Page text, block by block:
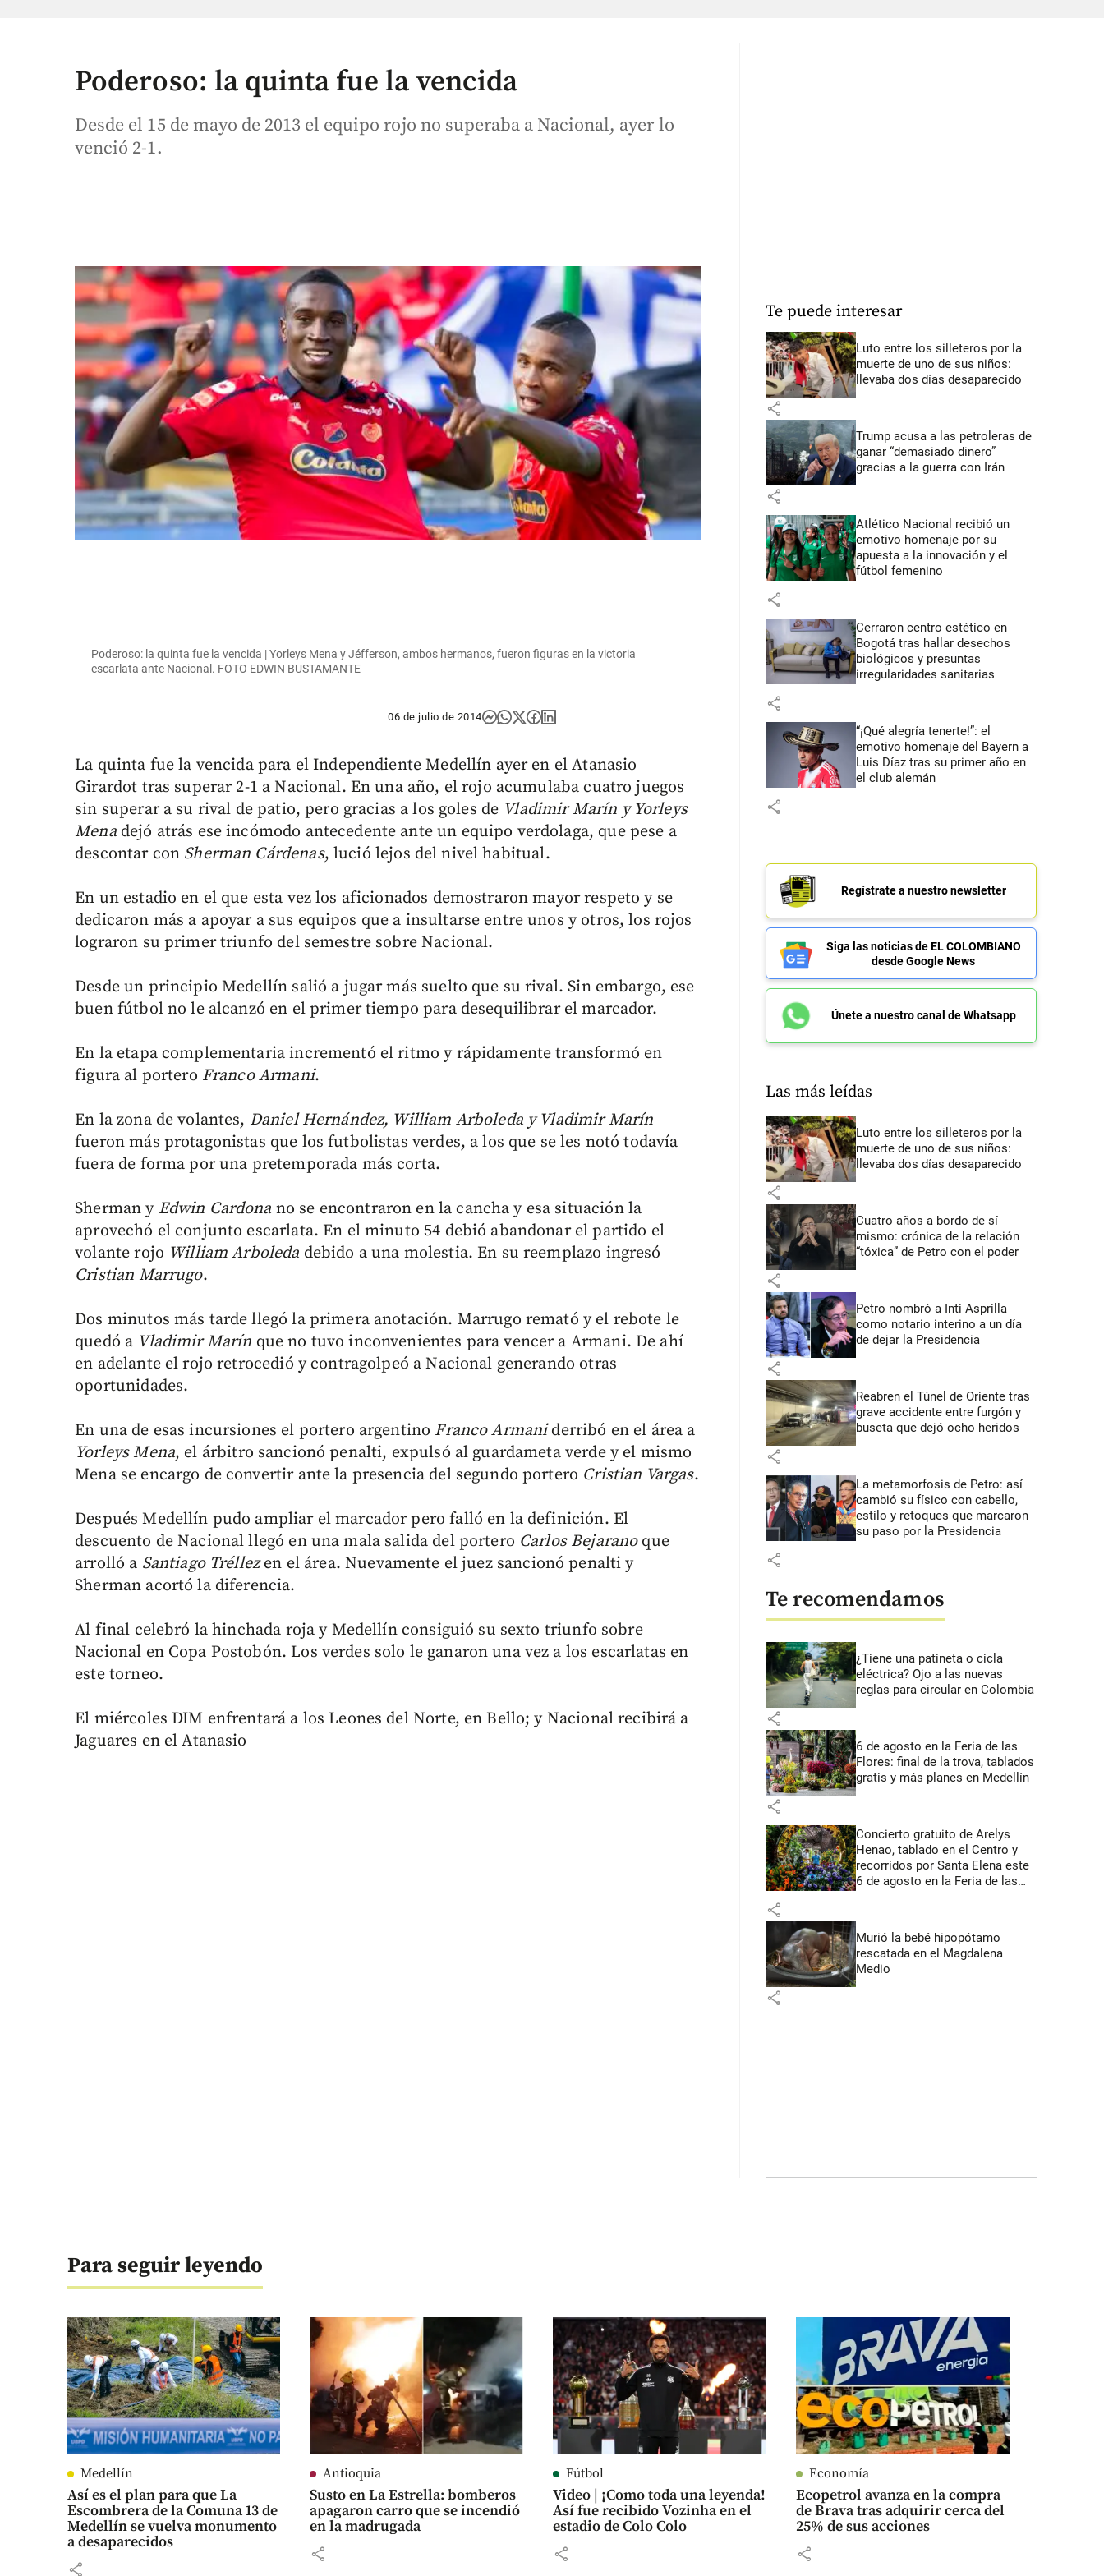
Poderoso: la quinta fue la vencida
Desde el 15 de mayo de 2013 el equipo rojo no superaba a Nacional, ayer lo
venció 2-1.
Poderoso: la quinta fue la vencida | Yorleys Mena y Jéfferson, ambos hermanos, fueron figuras en la victoria
escarlata ante Nacional. FOTO EDWIN BUSTAMANTE
06 de julio de 2014
La quinta fue la vencida para el Independiente Medellín ayer en el Atanasio
Girardot tras superar 2-1 a Nacional. En una año, el rojo acumulaba cuatro juegos
sin superar a su rival de patio, pero gracias a los goles de Vladimir Marín y Yorleys
Menadejó atrás ese incómodo antecedente ante un equipo verdolaga, que pese a
descontar con Sherman Cárdenas, lució lejos del nivel habitual.
En un estadio en el que esta vez los aficionados demostraron mayor respeto y se
dedicaron más a apoyar a sus equipos que a insultarse entre unos y otros, los rojos
lograron su primer triunfo del semestre sobre Nacional.
Desde un principio Medellín salió a jugar más suelto que su rival. Sin embargo, ese
buen fútbol no le alcanzó en el primer tiempo para desequilibrar el marcador.
En la etapa complementaria incrementó el ritmo y rápidamente transformó en
figura al portero Franco Armani.
En la zona de volantes, Daniel Hernández, William Arboleda y Vladimir Marín
fueron más protagonistas que los futbolistas verdes, a los que se les notó todavía
fuera de forma por una pretemporada más corta.
Sherman yEdwin Cardona no se encontraron en la cancha y esa situación la
aprovechó el conjunto escarlata. En el minuto 54 debió abandonar el partido el
volante rojo William Arboleda debido a una molestia. En su reemplazo ingresó
Cristian Marrugo.
Dos minutos más tarde llegó la primera anotación. Marrugo remató y el rebote le
quedó a Vladimir Marín que no tuvo inconvenientes para vencer a Armani. De ahí
en adelante el rojo retrocedió y contragolpeó a Nacional generando otras
oportunidades.
En una de esas incursiones el portero argentino Franco Armaniderribó en el área a
Yorleys Mena, el árbitro sancionó penalti, expulsó al guardameta verde y el mismo
Mena se encargo de convertir ante la presencia del segundo portero Cristian Vargas.
Después Medellín pudo ampliar el marcador pero falló en la definición. El
descuento de Nacional llegó en una mala salida del portero Carlos Bejaranoque
arrolló a Santiago Tréllezen el área. Nuevamente el juez sancionó penalti y
Sherman acortó la diferencia.
Al final celebró la hinchada roja y Medellín consiguió su sexto triunfo sobre
Nacional en Copa Postobón. Los verdes solo le ganaron una vez a los escarlatas en
este torneo.
El miércoles DIM enfrentará a los Leones del Norte, en Bello; y Nacional recibirá a
Jaguares en el Atanasio
Te puede interesar
Luto entre los silleteros por la
muerte de uno de sus niños:
llevaba dos días desaparecido
share
Trump acusa a las petroleras de
ganar “demasiado dinero”
gracias a la guerra con Irán
share
Atlético Nacional recibió un
emotivo homenaje por su
apuesta a la innovación y el
fútbol femenino
share
Cerraron centro estético en
Bogotá tras hallar desechos
biológicos y presuntas
irregularidades sanitarias
share
“¡Qué alegría tenerte!”: el
emotivo homenaje del Bayern a
Luis Díaz tras su primer año en
el club alemán
share
Regístrate a nuestro newsletter
Siga las noticias de EL COLOMBIANO
desde Google News
Únete a nuestro canal de Whatsapp
Las más leídas
Luto entre los silleteros por la
muerte de uno de sus niños:
llevaba dos días desaparecido
share
Cuatro años a bordo de sí
mismo: crónica de la relación
“tóxica” de Petro con el poder
share
Petro nombró a Inti Asprilla
como notario interino a un día
de dejar la Presidencia
share
Reabren el Túnel de Oriente tras
grave accidente entre furgón y
buseta que dejó ocho heridos
share
La metamorfosis de Petro: así
cambió su físico con cabello,
estilo y retoques que marcaron
su paso por la Presidencia
share
Te recomendamos
¿Tiene una patineta o cicla
eléctrica? Ojo a las nuevas
reglas para circular en Colombia
share
6 de agosto en la Feria de las
Flores: final de la trova, tablados
gratis y más planes en Medellín
share
Concierto gratuito de Arelys
Henao, tablado en el Centro y
recorridos por Santa Elena este
6 de agosto en la Feria de las
share
Murió la bebé hipopótamo
rescatada en el Magdalena
Medio
share
Para seguir leyendo
Medellín
Así es el plan para que La
Escombrera de la Comuna 13 de
Medellín se vuelva monumento
a desaparecidos
share
Antioquia
Susto en La Estrella: bomberos
apagaron carro que se incendió
en la madrugada
share
Fútbol
Video | ¡Como toda una leyenda!
Así fue recibido Vozinha en el
estadio de Colo Colo
share
Economía
Ecopetrol avanza en la compra
de Brava tras adquirir cerca del
25% de sus acciones
share